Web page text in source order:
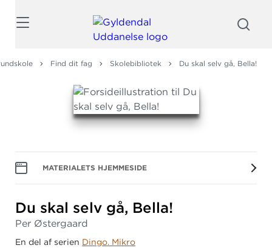
Find dit fag Skolebibliotek Du skal selv gå, Bella!
MATERIALETS HJEMMESIDE
Du skal selv gå, Bella!
Per Østergaard
En del af serien Dingo. Mikro